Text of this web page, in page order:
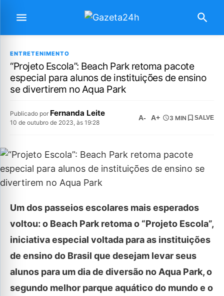
ENTRETENIMENTO
“Projeto Escola”: Beach Park retoma pacote
especial para alunos de instituições de ensino
se divertirem no Aqua Park
Publicado por Fernanda Leite
10 de outubro de 2023, às 19:28
A- A+ 3 MIN SALVE
Um dos passeios escolares mais esperados
voltou: o Beach Park retoma o “Projeto Escola”,
iniciativa especial voltada para as instituições
de ensino do Brasil que desejam levar seus
alunos para um dia de diversão no Aqua Park, o
segundo melhor parque aquático do mundo e o